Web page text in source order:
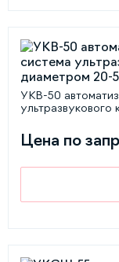
УКВ-50
Цена по